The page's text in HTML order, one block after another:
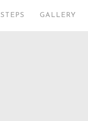
STEPS GALLERY